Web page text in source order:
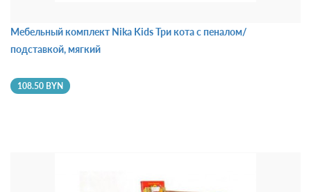
Мебельный комплект Nika Kids Три кота с пеналом/
подставкой, мягкий
108.50 BYN